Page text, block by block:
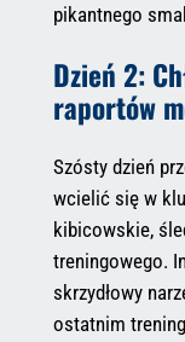
pikantnego
Dzień 2:
raportów
Szósty dzień
wcielić się w
kibicowskie,
treningowego.
skrzydłowy
ostatnim